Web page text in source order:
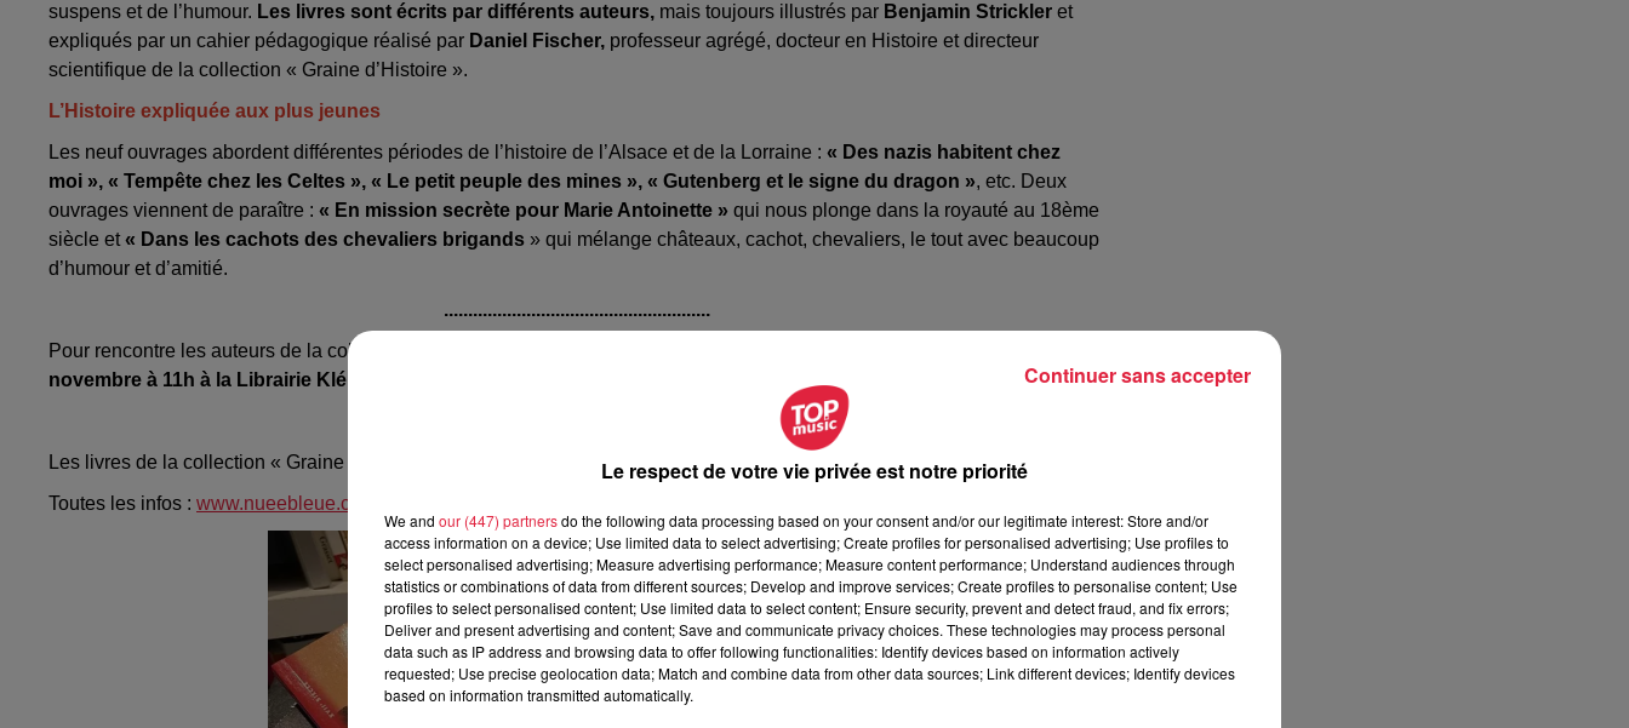
suspens et de l’humour. Les livres sont écrits par différents auteurs, mais toujours illustrés par Benjamin Strickler et
expliqués par un cahier pédagogique réalisé par Daniel Fischer, professeur agrégé, docteur en Histoire et directeur
scientifique de la collection « Graine d’Histoire ».
L’Histoire expliquée aux plus jeunes
Les neuf ouvrages abordent différentes périodes de l’histoire de l’Alsace et de la Lorraine : « Des nazis habitent chez
moi », « Tempête chez les Celtes », « Le petit peuple des mines », « Gutenberg et le signe du dragon », etc. Deux
ouvrages viennent de paraître : « En mission secrète pour Marie Antoinette » qui nous plonge dans la royauté au 18ème
siècle et« Dans les cachots des chevaliers brigands » qui mélange châteaux, cachot, chevaliers, le tout avec beaucoup
d’humour et d’amitié.
.......................................................
Pour rencontre les auteurs de la collection, un goûter d’anniversaire - ouvert à tout le monde - est organisé
novembre à 11h à la Librairie Kléber à Strasbourg.
Les livres de la collection « Graine d’Histoire » de la Nuée Bleue sont vendus à
10€ l’unité.
Toutes les infos : www.nueebleue.com
Le respect de votre vie privée est notre priorité
We and our (447) partnersdo the following data processing based on your consent and/or our legitimate interest: Store and/or
access information on a device; Use limited data to select advertising; Create profiles for personalised advertising; Use profiles to
select personalised advertising; Measure advertising performance; Measure content performance; Understand audiences through
statistics or combinations of data from different sources; Develop and improve services; Create profiles to personalise content; Use
profiles to select personalised content; Use limited data to select content; Ensure security, prevent and detect fraud, and fix errors;
Deliver and present advertising and content; Save and communicate privacy choices. These technologies may process personal
data such as IP address and browsing data to offer following functionalities: Identify devices based on information actively
requested; Use precise geolocation data; Match and combine data from other data sources; Link different devices; Identify devices
based on information transmitted automatically.
Continuer sans accepter